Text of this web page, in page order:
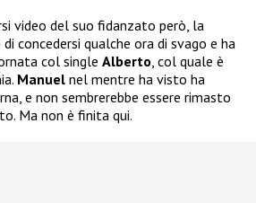
video del suo fidanzato però, la
di concedersi qualche ora di svago e ha
col single Alberto, col quale è
Manuel nel mentre ha visto ha
e non sembrerebbe essere rimasto
Ma non è finita qui.